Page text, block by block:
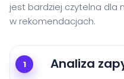
jest bardziej czytelna dla
w rekomendacjach.
1 Analiza